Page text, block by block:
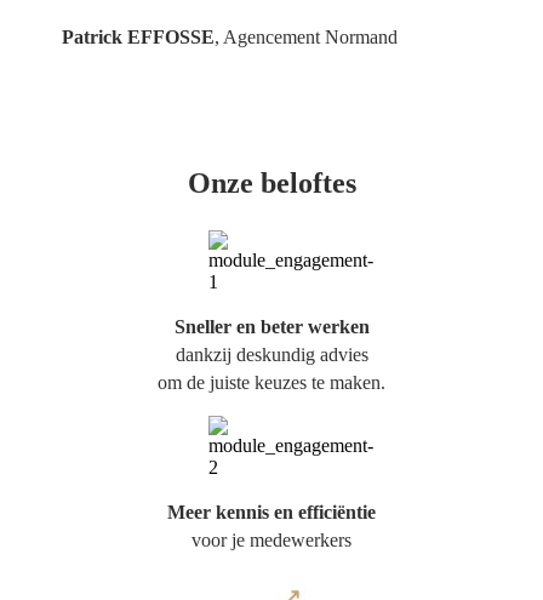
Patrick EFFOSSE, Agencement Normand
Onze beloftes
Sneller en beter werken
dankzij deskundig advies
om de juiste keuzes te maken.
Meer kennis en efficiëntie
voor je medewerkers